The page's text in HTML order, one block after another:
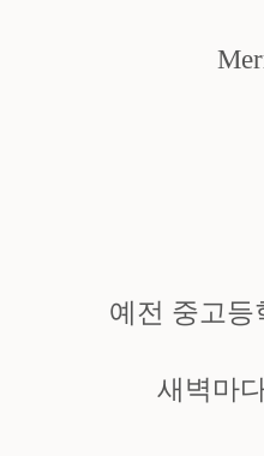
예전 중고등
새벽마